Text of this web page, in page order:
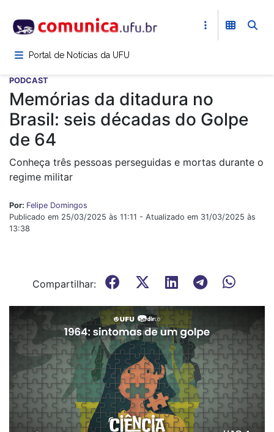
para
conteúdoPortal de Notícias da UFU
PODCAST
Memórias da ditadura no
Brasil: seis décadas do Golpe
de 64
Conheça três pessoas perseguidas e mortas durante o
regime militar
Por: Felipe Domingos
Publicado em 25/03/2025 às 11:11 - Atualizado em 31/03/2025 às
13:38
Compartilhar: